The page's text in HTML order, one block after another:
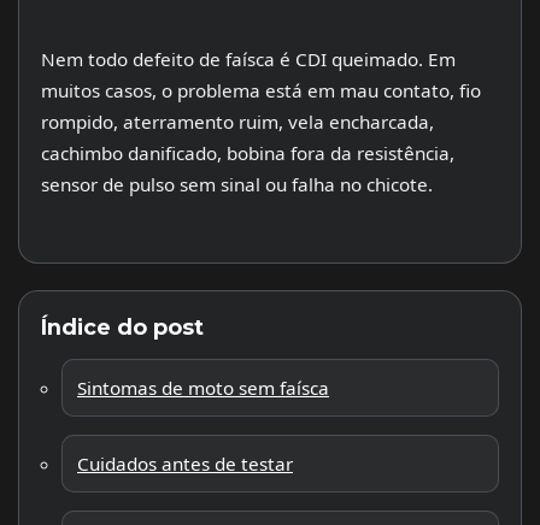
Nem todo defeito de faísca é CDI queimado. Em
muitos casos, o problema está em mau contato, fio
rompido, aterramento ruim, vela encharcada,
cachimbo danificado, bobina fora da resistência,
sensor de pulso sem sinal ou falha no chicote.
Índice do post
Sintomas de moto sem faísca
Cuidados antes de testar